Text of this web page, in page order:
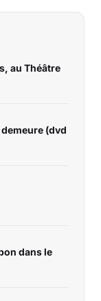
au Théâtre
(dvd
dans le